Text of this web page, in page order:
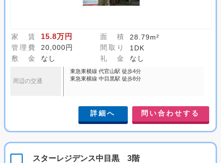
家 賃 15.8万円 面 積
28.79m²
管理費
20,000円 間取り
1DK
敷 金
なし 礼 金 なし
周辺の交通
東急東横線 代官山駅 徒歩4分
東急東横線 中目黒駅 徒歩8分
詳細へ 問い合わせする
スターレジデンス中目黒 3階